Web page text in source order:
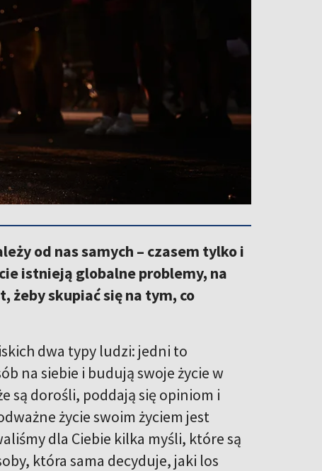
od nas samych – czasem tylko i
istnieją globalne problemy, na
żeby skupiać się na tym, co
dwa typy ludzi: jedni to
na siebie i budują swoje życie w
są dorośli, poddają się opiniom i
życie swoim życiem jest
dla Ciebie kilka myśli, które są
która sama decyduje, jaki los